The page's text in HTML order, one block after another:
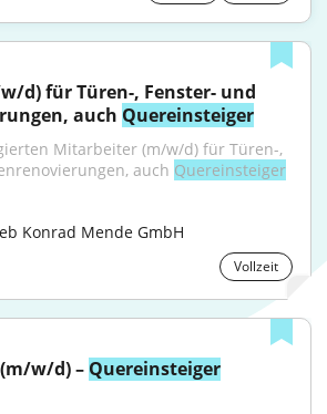
d) für Türen-, Fenster- und
auch Quereinsteiger
Mitarbeiter (m/w/d) für Türen-,
auch Quereinsteiger
Konrad Mende GmbH
Vollzeit
w/d) – Quereinsteiger